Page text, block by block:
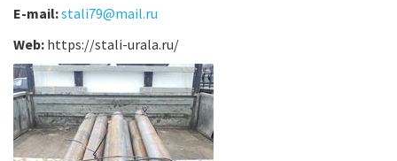
E-mail:stali79@mail.ru
Web: https://stali-urala.ru/